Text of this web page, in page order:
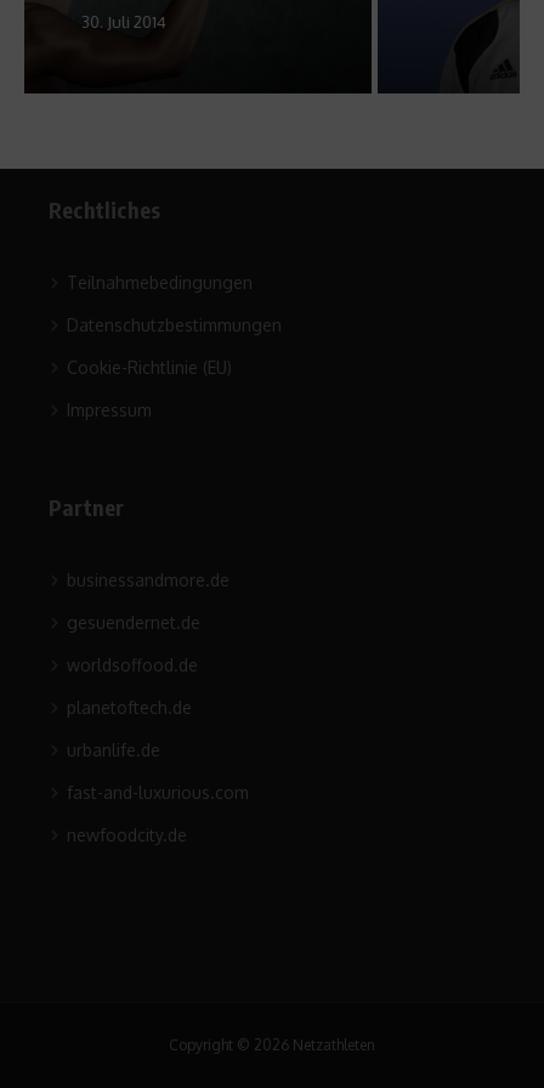
Rechtliches
Teilnahmebedingungen
Datenschutzbestimmungen
Cookie-Richtlinie (EU)
Impressum
Partner
businessandmore.de
gesuendernet.de
worldsoffood.de
planetoftech.de
urbanlife.de
fast-and-luxurious.com
newfoodcity.de
Copyright © 2026 Netzathleten